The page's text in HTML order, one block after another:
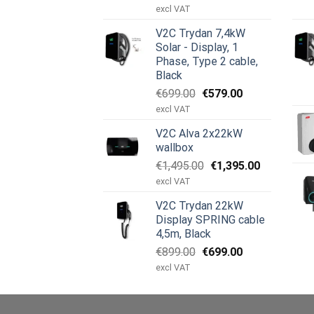
var:
€899.00.
är:
excl VAT
V2C Trydan 7,4kW
Solar - Display, 1
Phase, Type 2 cable,
Black
€699.00 Det
var:
€579.00Det
är:
excl VAT
V2C Alva 2x22kW
wallbox
€1,495.00 Det
var:
€1,495.00.
€1,395.00Det
nuvarande
€1,395.00.
excl VAT
V2C Trydan 22kW
Display SPRING cable
4,5m, Black
€899.00 Det
var:
€699.00Det
är:
excl VAT